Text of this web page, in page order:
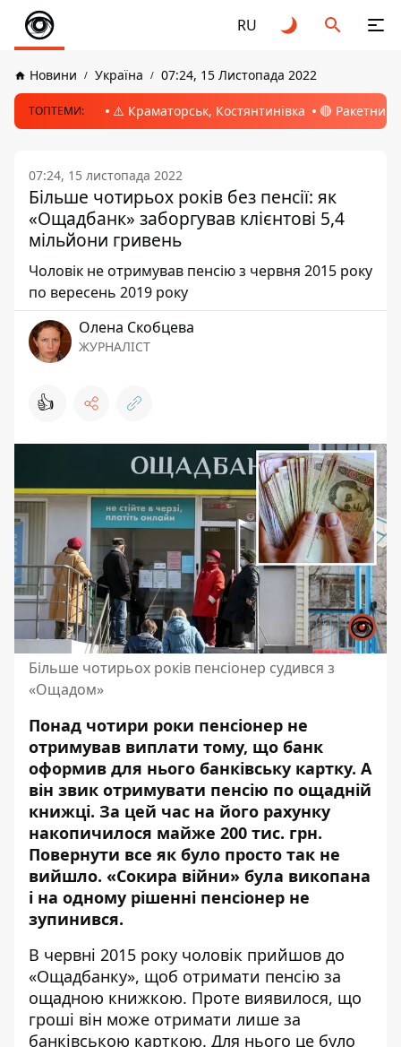
RU
Новини Україна 07:24, 15 Листопада 2022
ТОПТЕМИ: ⚠️ Краматорськ, Костянтинівка 🔴 Ракетний
07:24, 15 листопада 2022
Більше чотирьох років без пенсії: як
«Ощадбанк» заборгував клієнтові 5,4
мільйони гривень
Чоловік не отримував пенсію з червня 2015 року
по вересень 2019 року
Олена Скобцева
ЖУРНАЛІСТ
👍
Більше чотирьох років пенсіонер судився з
«Ощадом»
Понад чотири роки пенсіонер не
отримував виплати тому, що банк
оформив для нього банківську картку. А
він звик отримувати пенсію по ощадній
книжці. За цей час на його рахунку
накопичилося майже 200 тис. грн.
Повернути все як було просто так не
вийшло. «Сокира війни» була викопана
і на одному рішенні пенсіонер не
зупинився.
В червні 2015 року чоловік прийшов до
«Ощадбанку», щоб отримати пенсію за
ощадною книжкою. Проте виявилося, що
гроші він може отримати лише за
банківською карткою. Для нього це було